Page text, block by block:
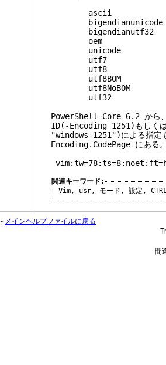
ascii - 7-bit
bigendianunicode -
bigendianutf32 -
oem - システムの
unicode -
utf7 -
utf8 -
utf8BOM - UTF-
utf8NoBOM - UTF-8
utf32 -
PowerShell Core 6.2 から、
ID(-Encoding 1251)もしく
"windows-1251")による指定
Encoding.CodePage にある
関連キーワード:
Vim, usr, モード , 設定 ,
- メインヘルプファイルに戻る
間